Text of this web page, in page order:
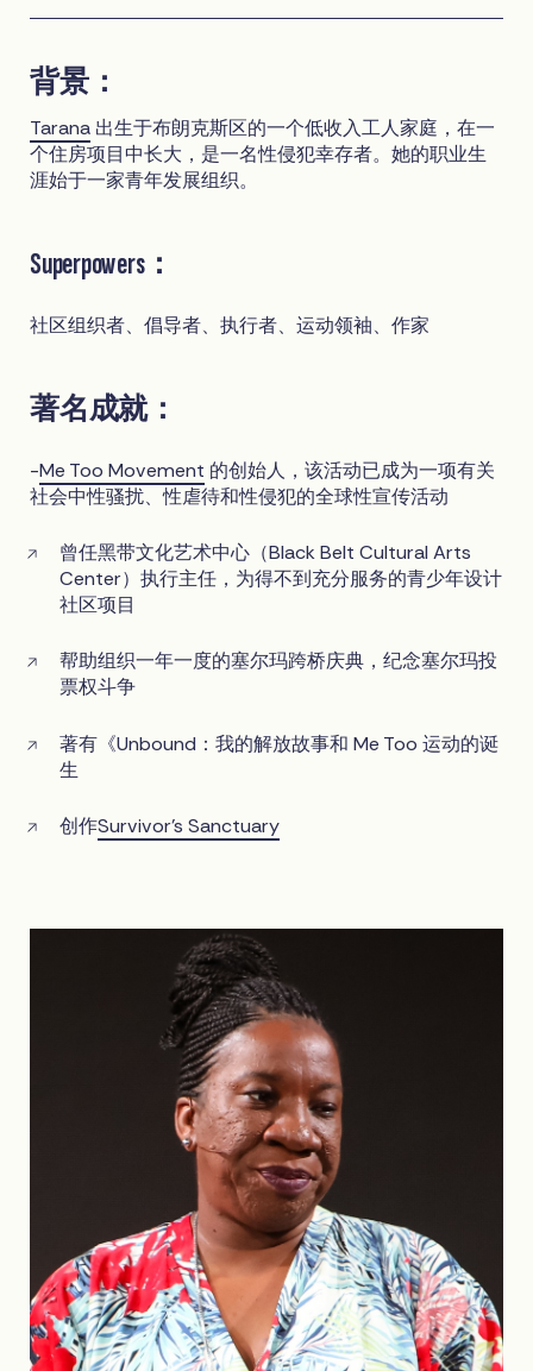
背景：
Tarana 出生于布朗克斯区的一个低收入工人家庭，在一
个住房项目中长大，是一名性侵犯幸存者。她的职业生
涯始于一家青年发展组织。
Superpowers：
社区组织者、倡导者、执行者、运动领袖、作家
著名成就：
-Me Too Movement 的创始人，该活动已成为一项有关
社会中性骚扰、性虐待和性侵犯的全球性宣传活动
曾任黑带文化艺术中心（Black Belt Cultural Arts
Center）执行主任，为得不到充分服务的青少年设计
社区项目
帮助组织一年一度的塞尔玛跨桥庆典，纪念塞尔玛投
票权斗争
著有《Unbound：我的解放故事和 Me Too 运动的诞
生
创作Survivor’s Sanctuary